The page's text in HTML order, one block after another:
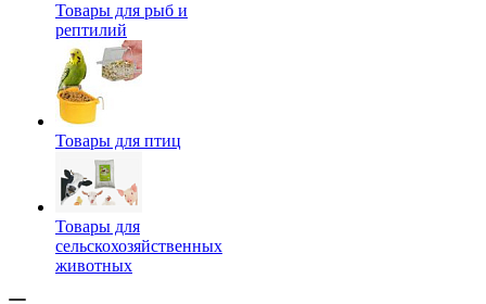
Товары для рыб и
рептилий
Товары для птиц
Товары для
сельскохозяйственных
животных